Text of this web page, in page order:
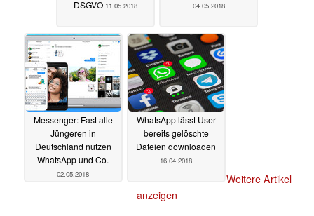
DSGVO 11.05.2018 04.05.2018
Messenger: Fast alle
Jüngeren in
Deutschland nutzen
WhatsApp und Co.
02.05.2018
WhatsApp lässt User
bereits gelöschte
Dateien downloaden
16.04.2018
Weitere Artikel
anzeigen